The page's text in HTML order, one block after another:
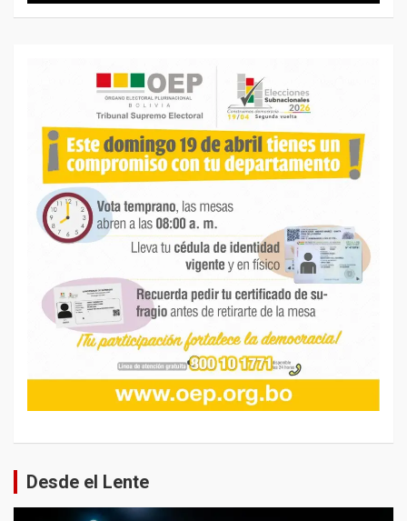
Desde el Lente